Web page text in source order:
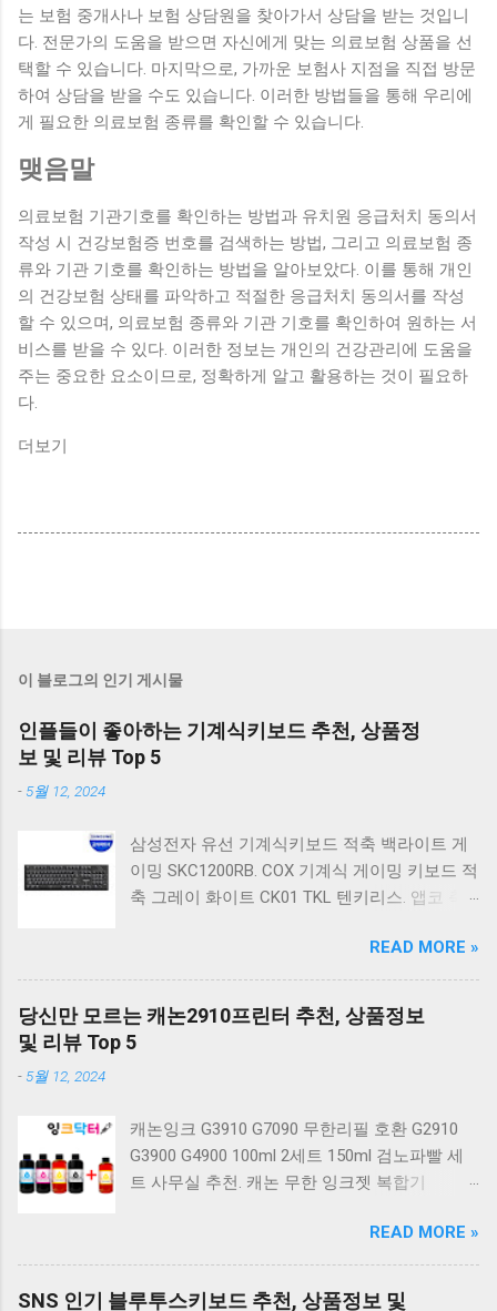
는 보험 중개사나 보험 상담원을 찾아가서 상담을 받는 것입니
다. 전문가의 도움을 받으면 자신에게 맞는 의료보험 상품을 선
택할 수 있습니다. 마지막으로, 가까운 보험사 지점을 직접 방문
하여 상담을 받을 수도 있습니다. 이러한 방법들을 통해 우리에
게 필요한 의료보험 종류를 확인할 수 있습니다.
맺음말
의료보험 기관기호를 확인하는 방법과 유치원 응급처치 동의서
작성 시 건강보험증 번호를 검색하는 방법, 그리고 의료보험 종
류와 기관 기호를 확인하는 방법을 알아보았다. 이를 통해 개인
의 건강보험 상태를 파악하고 적절한 응급처치 동의서를 작성
할 수 있으며, 의료보험 종류와 기관 기호를 확인하여 원하는 서
비스를 받을 수 있다. 이러한 정보는 개인의 건강관리에 도움을
주는 중요한 요소이므로, 정확하게 알고 활용하는 것이 필요하
다.
더보기
이 블로그의 인기 게시물
인플들이 좋아하는 기계식키보드 추천, 상품정
보 및 리뷰 Top 5
- 5월 12, 2024
삼성전자 유선 기계식키보드 적축 백라이트 게
이밍 SKC1200RB. COX 기계식 게이밍 키보드 적
축 그레이 화이트 CK01 TKL 텐키리스. 앱코 축
랙 K560 일반형. 앱코 K517 레트로 기계식 게이
밍 유선키보드 갈축 일반형 레트로 베이지. 체리
키보드 G803000S TKL RGB 게이밍 텐키리스 기
계식 키보드 4종 축 선택 저소음적축 블랙. 체리
베이지 K517 Retro. COX CK01 교체축 사이드
RGB 게이밍 기계식 키보드 네이비 CK01NV적축
일반형. 체리키보드 XTRFY MX BOARD 3.1 RGB
COX 기계식 게이밍 키보드 갈축 그레이 화이트
CK01 TKL 텐키리스 기계식키보드 구매를 고려
하실 때, 추가 할인 혜택을 놓치지 마세요. 다양
READ MORE »
당신만 모르는 캐논2910프린터 추천, 상품정보
및 리뷰 Top 5
- 5월 12, 2024
캐논잉크 G3910 G7090 무한리필 호환 G2910
G3900 G4900 100ml 2세트 150ml 검노파빨 세
트 사무실 추천. 캐논 무한 잉크젯 복합기
논 PIXMA G2910 잉크포함 정품 무한복합기 컬
러 잉크젯복합기 가정용프린터 상세정보참조.
캐논 G시리즈 프린터 정품 헤드 카트리지
READ MORE »
SNS 인기 블루투스키보드 추천, 상품정보 및